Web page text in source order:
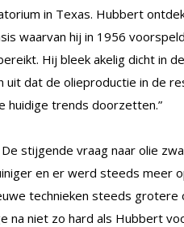
in Texas. Hubbert
waarvan hij in 1956
Hij bleek akelig dicht in
dat de olieproductie in de
huidige trends doorzetten.”
stijgende vraag naar olie
en er werd steeds meer
technieken steeds
na niet zo hard als Hubbert